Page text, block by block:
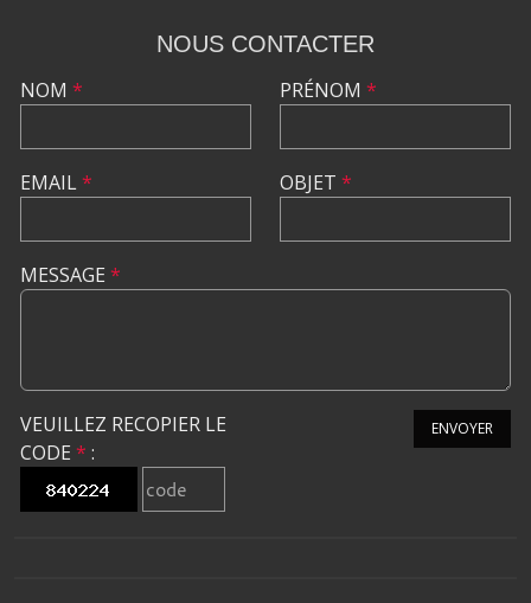
NOUS CONTACTER
NOM *
EMAIL*
PRÉNOM *
OBJET *
MESSAGE *
VEUILLEZ RECOPIER LE
CODE * :
ENVOYER